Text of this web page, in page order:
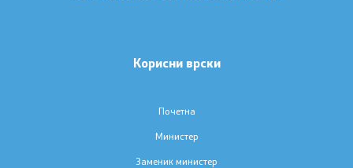
Корисни врски
Почетна
Министер
Заменик министер